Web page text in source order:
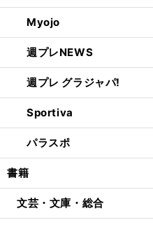
Myojo
週プレNEWS
週プレ グラジャパ!
Sportiva
パラスポ
書籍
文芸・文庫・総合